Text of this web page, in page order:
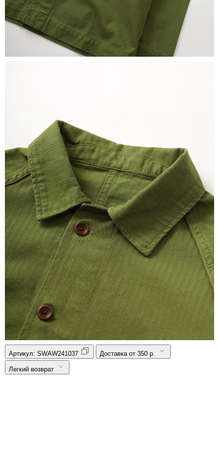
Артикул: SWAW241037 Доставка от 350 р.
Легкий возврат